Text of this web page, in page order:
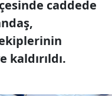
caddede